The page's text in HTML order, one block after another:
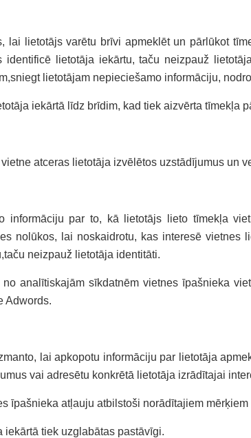
lai lietotājs varētu brīvi apmeklēt un pārlūkot
identificē lietotāja iekārtu, taču neizpauž
lietotājam nepieciešamo informāciju,
iekārtā līdz brīdim, kad tiek aizvērta tīmekļa
atceras lietotāja izvēlētos uzstādījumus un
informāciju par to, kā lietotājs lieto tīmekļa
nolūkos, lai noskaidrotu, kas interesē
neizpauž lietotāja identitāti.
analītiskajām sīkdatnēm vietnes īpašnieka
Adwords.
lai apkopotu informāciju par lietotāja
vai adresētu konkrētā lietotāja izrādītajai
īpašnieka atļauju atbilstoši norādītajiem
iekārtā tiek uzglabātas pastāvīgi.